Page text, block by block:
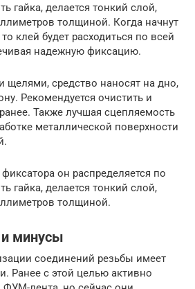
гайка, делается тонкий слой,
толщиной. Когда начнут
клей будет расходиться по всей
надежную фиксацию.
щелями, средство наносят на дно,
Рекомендуется очистить и
Также лучшая сцепляемость
металлической поверхности
он распределяется по
гайка, делается тонкий слой,
толщиной.
минусы
соединений резьбы имеет
Ранее с этой целью активно